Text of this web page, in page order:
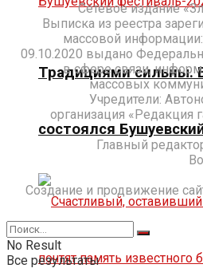
Традициями сильны.
состоялся
Сетевое издание
Выписка из реестра
массовой
09.10.2020 выдано
в сфере связи,
массовых
Учредители:
организация «Редакция
Главный
Создание и продвижение
No Result
Все результаты